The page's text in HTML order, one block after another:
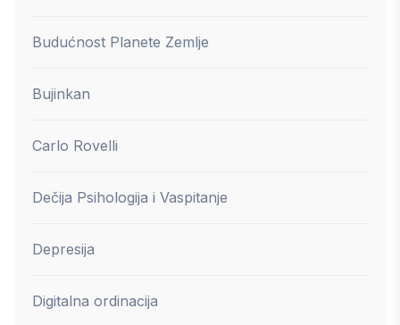
Budućnost Planete Zemlje
Bujinkan
Carlo Rovelli
Dečija Psihologija i Vaspitanje
Depresija
Digitalna ordinacija